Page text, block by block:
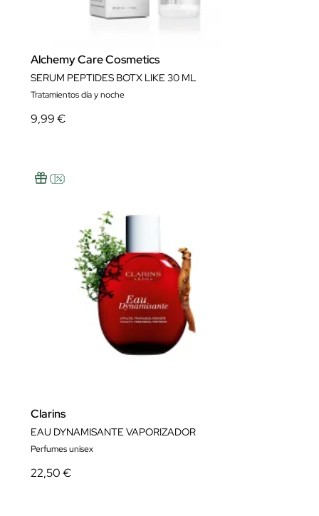
Alchemy Care Cosmetics
SERUM PEPTIDES BOTX LIKE 30 ML
Tratamientos día y noche
9,99 €
Clarins
EAU DYNAMISANTE VAPORIZADOR
Perfumes unisex
22,50 €